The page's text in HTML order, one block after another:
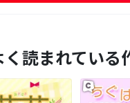
読まれている